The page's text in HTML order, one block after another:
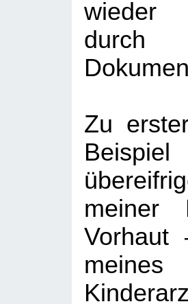
wieder
durch
Zu
meiner
Vorhaut